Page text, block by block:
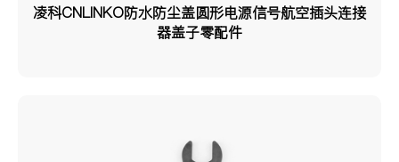
凌科CNLINKO防水防尘盖圆形电源信号航空插头连接
器盖子零配件